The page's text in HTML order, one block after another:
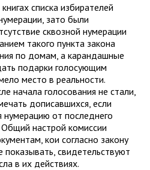
списка избирателей
зато были
сквозной нумерации
такого пункта закона
по домам, а карандашные
подарки голосующим
место в реальности.
начала голосования не стали,
дописавшихся, если
нумерацию от последнего
настрой комиссии
кои согласно закону
свидетельствуют
в их действиях.